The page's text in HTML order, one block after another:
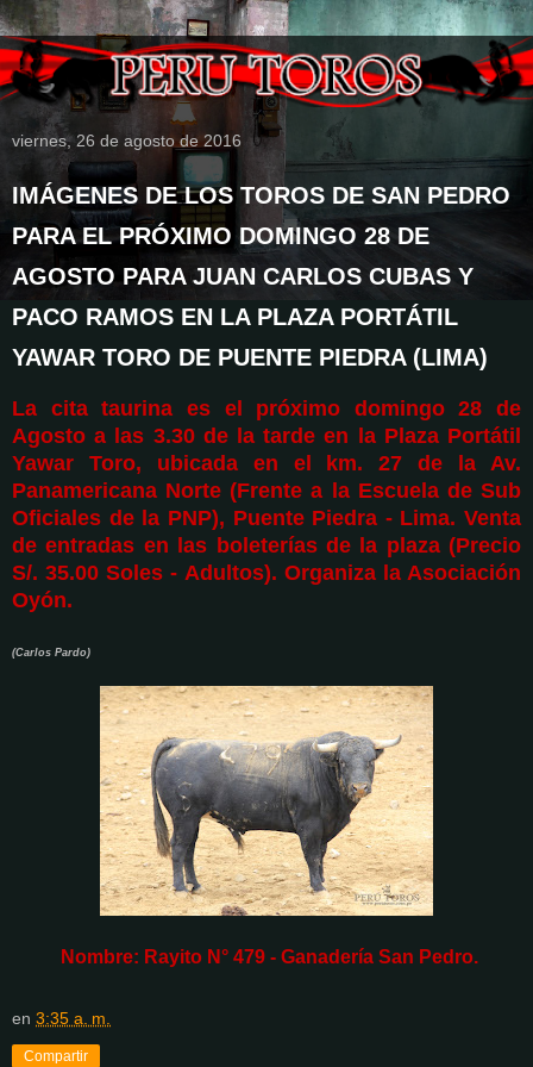
viernes, 26 de agosto de 2016
IMÁGENES DE LOS TOROS DE SAN PEDRO
PARA EL PRÓXIMO DOMINGO 28 DE
AGOSTO PARA JUAN CARLOS CUBAS Y
PACO RAMOS EN LA PLAZA PORTÁTIL
YAWAR TORO DE PUENTE PIEDRA (LIMA)
La cita taurina es el próximo domingo 28 de
Agosto a las 3.30 de la tarde en la Plaza Portátil
Yawar Toro, ubicada en el km. 27 de la Av.
Panamericana Norte (Frente a la Escuela de Sub
Oficiales de la PNP), Puente Piedra - Lima. Venta
de entradas en las boleterías de la plaza (Precio
S/. 35.00 Soles - Adultos). Organiza la Asociación
Oyón.
(Carlos Pardo)
Nombre: Rayito N° 479 - Ganadería San Pedro.
en 3:35 a. m.
Compartir